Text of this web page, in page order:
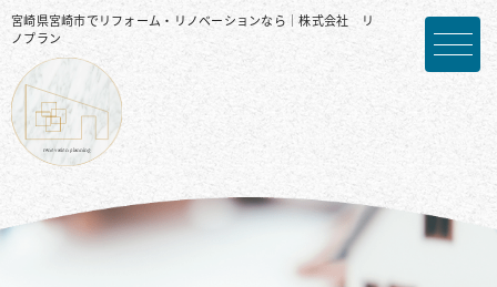
宮崎県宮崎市でリフォーム・リノベーションなら｜株式会社 リ
ノプラン